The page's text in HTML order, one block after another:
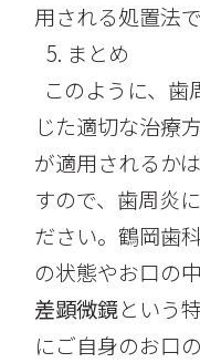
用される処置法
まとめ
このように、
じた適切な治療
が適用されるか
すので、歯周炎
ださい。鶴岡歯
の状態やお口の
差顕微鏡という
にご自身のお口